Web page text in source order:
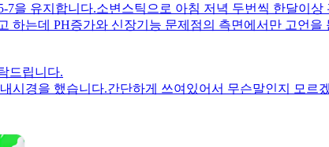
7을 유지합니다.소변스틱으로 아침 저녁 두번씩 한달이
하는데 PH증가와 신장기능 문제점의 측면에서만 고언
드립니다.
시경을 했습니다.간단하게 쓰여있어서 무슨말인지 모르